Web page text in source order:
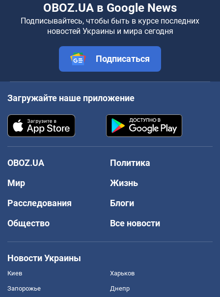
OBOZ.UA в Google News
Подписывайтесь, чтобы быть в курсе последних
новостей Украины и мира сегодня
Подписаться
Загружайте наше приложение
OBOZ.UA
Политика
Мир
Жизнь
Расследования
Блоги
Общество
Все новости
Новости Украины
Киев Харьков
Запорожье Днепр